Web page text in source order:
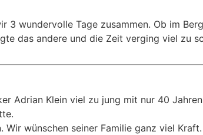
3 wundervolle Tage zusammen. Ob im
das andere und die Zeit verging viel zu
Adrian Klein viel zu jung mit nur 40
Wir wünschen seiner Familie ganz viel Kraft.